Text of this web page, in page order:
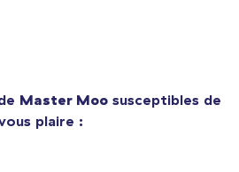
Master Moosusceptibles de
plaire :